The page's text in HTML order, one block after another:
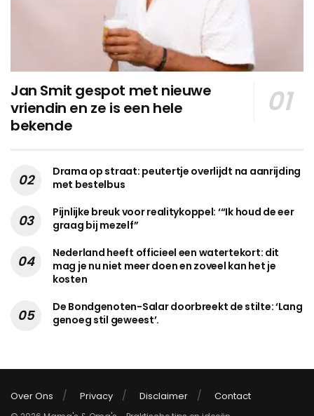
Jan Smit gespot met nieuwe
vriendin en ze is een hele
bekende
Drama op straat: peutertje overlijdt na aanrijding
met bestelbus
Pijnlijke breuk voor realitykoppel: ‘“Ik houd de eer
graag bij mezelf”
Nederland heeft officieel een watertekort: dit
mag je nu niet meer doen en zoveel kan het je
kosten
De Bondgenoten-Salar doorbreekt de stilte: ‘Lang
genoeg stil geweest’.
Over Ons Privacy Disclaimer Contact